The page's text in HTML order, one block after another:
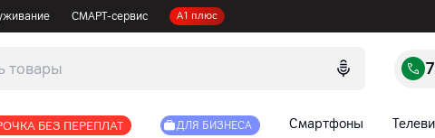
СМАРТ-сервис А1 плюс
БЕЗ ПЕРЕПЛАТ ДЛЯ БИЗНЕСА Смартфоны